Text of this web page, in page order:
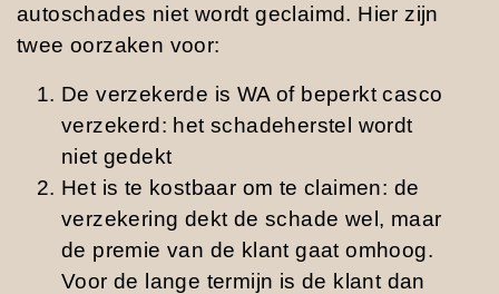
autoschades niet wordt geclaimd. Hier zijn
twee oorzaken voor:
De verzekerde is WA of beperkt casco
verzekerd: het schadeherstel wordt
niet gedekt
Het is te kostbaar om te claimen: de
verzekering dekt de schade wel, maar
de premie van de klant gaat omhoog.
Voor de lange termijn is de klant dan